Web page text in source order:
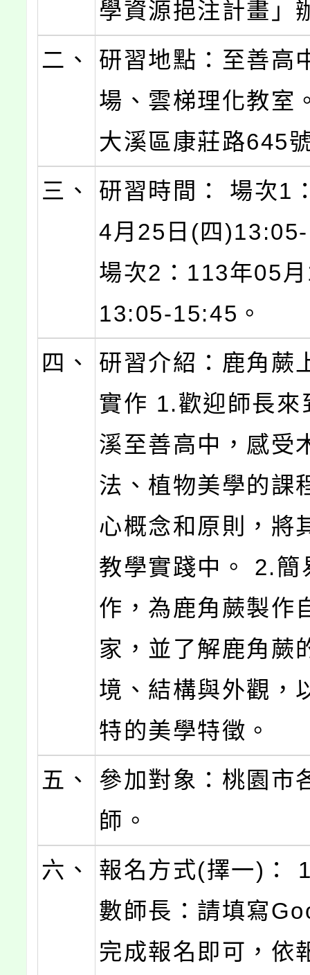
學資源挹注計畫」
二、
研習地點：至善高
場、雲梯理化教室
大溪區康莊路645
三、
研習時間： 場次1
4月25日(四
場次2：113年05
13:05-15:45。
四、
研習介紹：鹿角蕨
實作 1.歡迎師長來
溪至善高中，感受
法、植物美學的課
心概念和原則，將
教學實踐中。 2.簡
作，為鹿角蕨製作
家，並了解鹿角蕨
境、結構與外觀，
特的美學特徵。
五、
參加對象：桃園市
師。
六、
報名方式(擇一)：
數師長：請填寫
完成報名即可，依